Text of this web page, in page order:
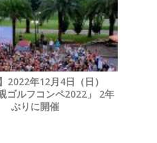
】2022年12月4日（日）
親ゴルフコンペ2022」 2年
ぶりに開催